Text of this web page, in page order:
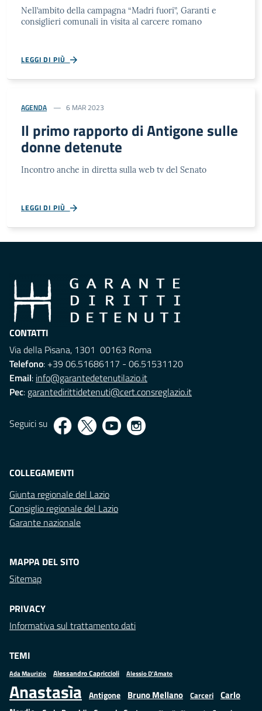
Nell’ambito della campagna “Madri fuori”, Garanti e
consiglieri comunali in visita al carcere romano
LEGGI DI PIÙ
AGENDA 6 MAR 2023
Il primo rapporto di Antigone sulle
donne detenute
Incontro anche in diretta sulla web tv del Senato
LEGGI DI PIÙ
CONTATTI
Via della Pisana, 1301 00163 Roma
Telefono: +39 06.51686117 - 06.51531120
Email: info@garantedetenutilazio.it
Pec: garantedirittidetenuti@cert.consreglazio.it
Seguici su
COLLEGAMENTI
Giunta regionale del Lazio
Consiglio regionale del Lazio
Garante nazionale
MAPPA DEL SITO
Sitemap
PRIVACY
Informativa sul trattamento dati
TEMI
Ada Maurizio Alessandro Capriccioli Alessio D'Amato
Anastasìa Antigone Bruno Mellano Carceri
Carlo